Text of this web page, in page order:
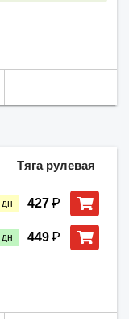
Тяга рулевая
дн 427₽
дн 449₽